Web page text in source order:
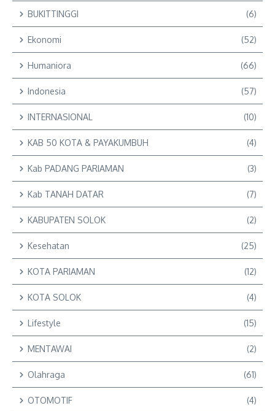
BUKITTINGGI (6)
Ekonomi (52)
Humaniora (66)
Indonesia (57)
INTERNASIONAL (10)
KAB 50 KOTA & PAYAKUMBUH (4)
Kab PADANG PARIAMAN (3)
Kab TANAH DATAR (7)
KABUPATEN SOLOK (2)
Kesehatan (25)
KOTA PARIAMAN (12)
KOTA SOLOK (4)
Lifestyle (15)
MENTAWAI (2)
Olahraga (61)
OTOMOTIF (4)